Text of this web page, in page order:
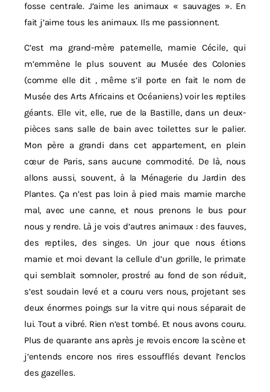
fosse centrale. J’aime les animaux « sauvages ». En
fait j’aime tous les animaux. Ils me passionnent.
C’est ma grand-mère paternelle, mamie Cécile, qui
m’emmène le plus souvent au Musée des Colonies
(comme elle dit , même s’il porte en fait le nom de
Musée des Arts Africains et Océaniens) voir les reptiles
géants. Elle vit, elle, rue de la Bastille, dans un deux-
pièces sans salle de bain avec toilettes sur le palier.
Mon père a grandi dans cet appartement, en plein
cœur de Paris, sans aucune commodité. De là, nous
allons aussi, souvent, à la Ménagerie du Jardin des
Plantes. Ça n’est pas loin à pied mais mamie marche
mal, avec une canne, et nous prenons le bus pour
nous y rendre. Là je vois d’autres animaux : des fauves,
des reptiles, des singes. Un jour que nous étions
mamie et moi devant la cellule d’un gorille, le primate
qui semblait somnoler, prostré au fond de son réduit,
s’est soudain levé et a couru vers nous, projetant ses
deux énormes poings sur la vitre qui nous séparait de
lui. Tout a vibré. Rien n’est tombé. Et nous avons couru.
Plus de quarante ans après je revois encore la scène et
j’entends encore nos rires essoufflés devant l’enclos
des gazelles.